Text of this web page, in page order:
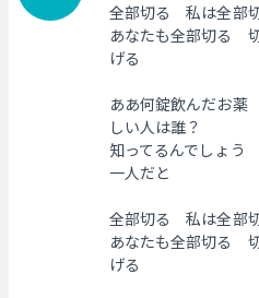
全部切る 私は全部
あなたも全部切る
げる
ああ何錠飲んだお
しい人は誰？
知ってるんでしょう
一人だと
全部切る 私は全部
あなたも全部切る
げる